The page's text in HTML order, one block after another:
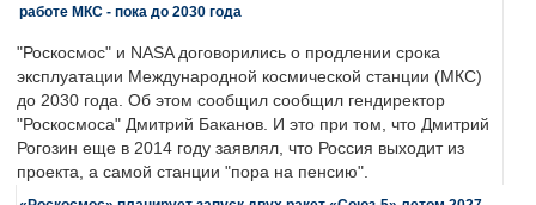
работе МКС - пока до 2030 года
"Роскосмос" и NASA договорились о продлении срока
эксплуатации Международной космической станции (МКС)
до 2030 года. Об этом сообщил сообщил гендиректор
"Роскосмоса" Дмитрий Баканов. И это при том, что Дмитрий
Рогозин еще в 2014 году заявлял, что Россия выходит из
проекта, а самой станции "пора на пенсию".